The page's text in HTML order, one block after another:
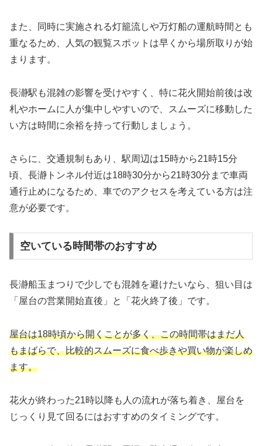
また、同時に実施される灯籠流しや万灯船の運航時間とも
重なるため、人気の観覧スポットは早くから場所取りが始
まります。
長瀞駅も混雑の影響を受けやすく、特に花火開始前後は改
札やホームに人が集中しやすいので、スムーズに移動した
い方は時間に余裕を持って行動しましょう。
さらに、交通規制もあり、駅周辺は15時から21時15分
頃、長瀞トンネル付近は18時30分から21時30分まで車両
通行止めになるため、車でのアクセスを考えている方は注
意が必要です。
空いている時間帯のおすすめ
長瀞船玉まつりで少しでも混雑を避けたいなら、狙い目は
「屋台の営業開始直後」と「花火終了後」です。
屋台は18時頃から開くことが多く、この時間帯はまだ人
もまばらで、比較的スムーズに食べ歩きや買い物が楽しめ
ます。
花火が終わった21時以降も人の流れが落ち着き、屋台を
じっくり見て回るにはおすすめのタイミングです。